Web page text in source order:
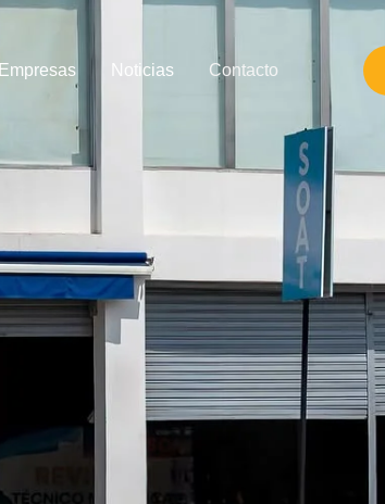
Empresas Noticias Contacto